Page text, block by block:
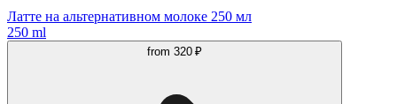
Латте на альтернативном молоке 250 мл
250 ml
from 320 ₽